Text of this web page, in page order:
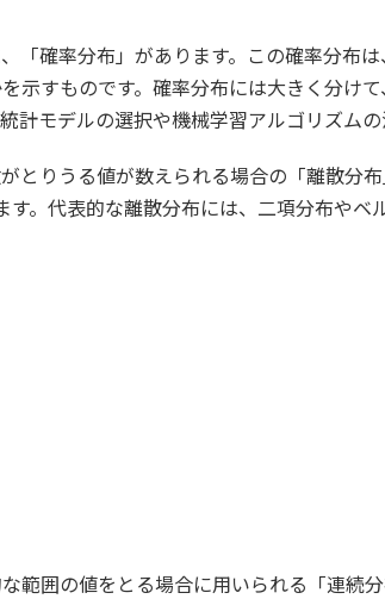
「確率分布」があります。この確率分布
示すものです。確率分布には大きく分け
計モデルの選択や機械学習アルゴリズム
とりうる値が数えられる場合の「離散分布
す。代表的な離散分布には、二項分布やベ
範囲の値をとる場合に用いられる「連続分